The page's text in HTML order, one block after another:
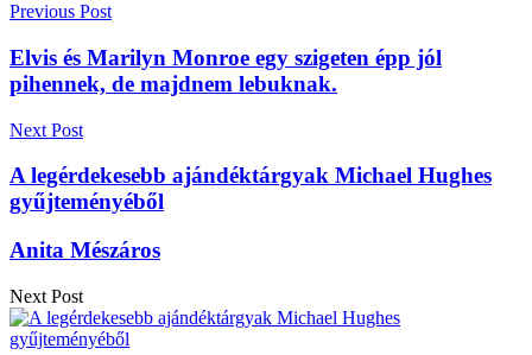
Previous Post
Elvis és Marilyn Monroe egy szigeten épp jól
pihennek, de majdnem lebuknak.
Next Post
A legérdekesebb ajándéktárgyak Michael Hughes
gyűjteményéből
Anita Mészáros
Next Post